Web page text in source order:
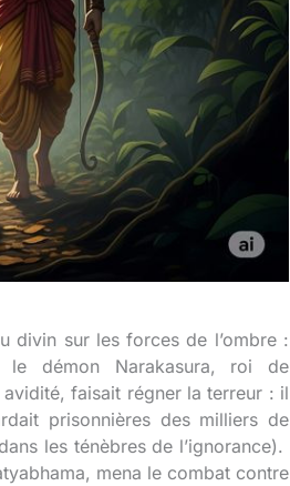
divin sur les forces de l’ombre :
démon Narakasura, roi de
faisait régner la terreur : il
prisonnières des milliers de
les ténèbres de l’ignorance).
mena le combat contre